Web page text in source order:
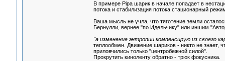
В примере Pipa шарик в начале попадает в
потока и стабилизация потока стационарный
Ваша мысль не учла, что тяготение земли
Бернулли, вернее "по Идельчику" или иншим
"а изменение энтропии компенсирую из своего
теплообмен. Движение шариков - никто не знает,
приловчились только "центробежной силой".
Прокрутить киноленту обратно - трюк фокусника.